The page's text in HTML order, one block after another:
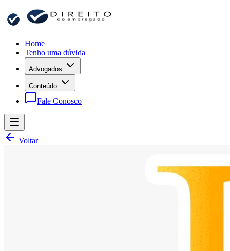
Home
Tenho uma dúvida
Advogados
Conteúdo
Fale Conosco
Voltar